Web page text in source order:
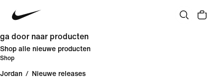
ga door naar producten
Shop alle nieuwe producten
Shop
Jordan / Nieuwe releases